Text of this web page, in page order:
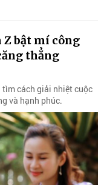
Z bật mí công
thẳng
tìm cách giải nhiệt cuộc
và hạnh phúc.